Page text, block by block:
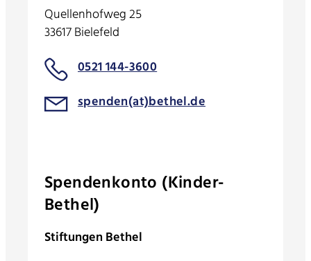
Quellenhofweg 25
33617 Bielefeld
0521 144-3600
spenden(at)bethel.de
Spendenkonto (Kinder-
Bethel)
Stiftungen Bethel